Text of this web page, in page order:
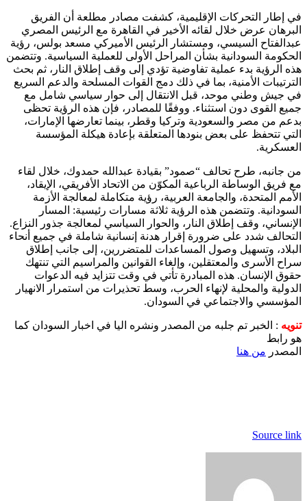
في إطار التحركات الإقليمية، كشفت مصادر مطلعة أن الفريق
البرهان عرض خلال لقائه الأخير في القاهرة مع الرئيس المصري
عبدالفتاح السيسي، ومستشار الرئيس الأميركي مسعد بولس، رؤية
الحكومة السودانية بشأن المراحل الأولى للعملية السياسية. وتتضمن
هذه الرؤية بدء عملية تفاوضية تؤدي إلى وقف إطلاق النار، ثم بحث
الترتيبات الأمنية، بما في ذلك دمج القوات المسلحة والدعم السريع
في جيش وطني موحد، قبل الانتقال إلى حوار سياسي شامل مع
جميع القوى دون استثناء. ووفقًا للمصادر، فإن هذه الرؤية تحظى
بدعم من مصر والسعودية وتركيا وقطر، بينما تعارضها الإمارات،
التي تتحفظ على بعض بنودها المتعلقة بإعادة هيكلة المؤسسة
العسكرية.
من جانبه، طرح تحالف “صمود” بقيادة عبدالله حمدوك، خلال لقاء
مع فريق الوساطة الرباعية المكوّن من الاتحاد الأفريقي، الإيقاد،
الأمم المتحدة، والجامعة العربية، رؤية متكاملة لمعالجة الأزمة
السودانية. وتتضمن هذه الرؤية ثلاثة مسارات رئيسية: المسار
الإنساني، وقف إطلاق النار، والحوار السياسي لمعالجة جذور النزاع.
التحالف شدد على ضرورة إقرار هدنة إنسانية شاملة في جميع أنحاء
البلاد، وتسهيل وصول المساعدات للمتضررين، إلى جانب إطلاق
سراح الأسرى والمعتقلين، وإلغاء القوانين والمراسيم التي تنتهك
حقوق الإنسان. هذه المبادرة تأتي في وقت تتزايد فيه الدعوات
الدولية والمحلية لإنهاء الحرب، وسط تحذيرات من استمرار الانهيار
المؤسسي والاجتماعي في السودان.
تنويه : الخبر تم جلبه من المصدر ونشره اليا في اخبار السودان كما
هو رابط
المصدر من هنا
Source link